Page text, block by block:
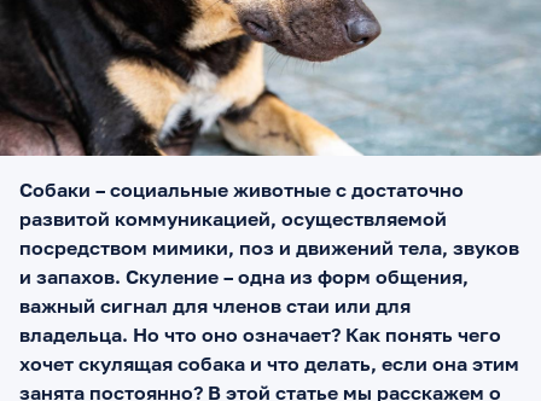
Собаки – социальные животные с достаточно
развитой коммуникацией, осуществляемой
посредством мимики, поз и движений тела, звуков
и запахов. Скуление – одна из форм общения,
важный сигнал для членов стаи или для
владельца. Но что оно означает? Как понять чего
хочет скулящая собака и что делать, если она этим
занята постоянно? В этой статье мы расскажем о